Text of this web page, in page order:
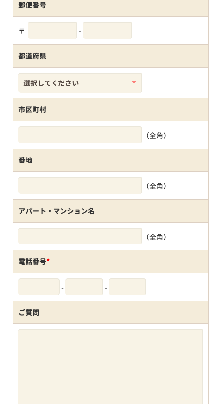
郵便番号
〒 -
都道府県
市区町村
（全角）
番地
（全角）
アパート・マンション名
（全角）
電話番号*
- -
ご質問